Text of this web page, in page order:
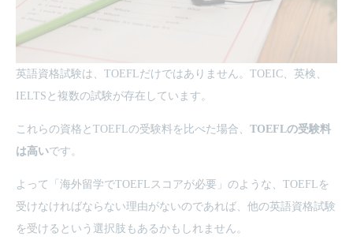
英語資格試験は、TOEFLだけではありません。TOEIC、英検、
IELTSと複数の試験が存在しています。
これらの資格とTOEFLの受験料を比べた場合、 TOEFLの受験料
は高いです。
よって「海外留学でTOEFLスコアが必要」のような、TOEFLを
受けなければならない理由がないのであれば、他の英語資格試験
を受けるという選択肢もあるかもしれません。